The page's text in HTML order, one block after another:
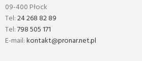
09-400 Płock
Tel:24 268 82 89
Tel:798 505 171
E-mail:kontakt@pronar.net.pl